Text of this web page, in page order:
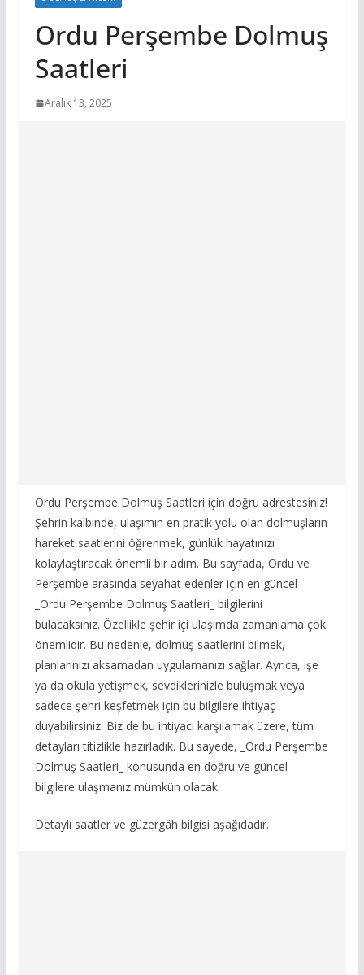
Ordu Perşembe Dolmuş
Saatleri
Aralık 13, 2025
Ordu Perşembe Dolmuş Saatleri için doğru adrestesiniz!
Şehrin kalbinde, ulaşımın en pratik yolu olan dolmuşların
hareket saatlerini öğrenmek, günlük hayatınızı
kolaylaştıracak önemli bir adım. Bu sayfada, Ordu ve
Perşembe arasında seyahat edenler için en güncel
_Ordu Perşembe Dolmuş Saatleri_ bilgilerini
bulacaksınız. Özellikle şehir içi ulaşımda zamanlama çok
önemlidir. Bu nedenle, dolmuş saatlerini bilmek,
planlarınızı aksamadan uygulamanızı sağlar. Ayrıca, işe
ya da okula yetişmek, sevdiklerinizle buluşmak veya
sadece şehri keşfetmek için bu bilgilere ihtiyaç
duyabilirsiniz. Biz de bu ihtiyacı karşılamak üzere, tüm
detayları titizlikle hazırladık. Bu sayede, _Ordu Perşembe
Dolmuş Saatleri_ konusunda en doğru ve güncel
bilgilere ulaşmanız mümkün olacak.
Detaylı saatler ve güzergâh bilgisi aşağıdadır.